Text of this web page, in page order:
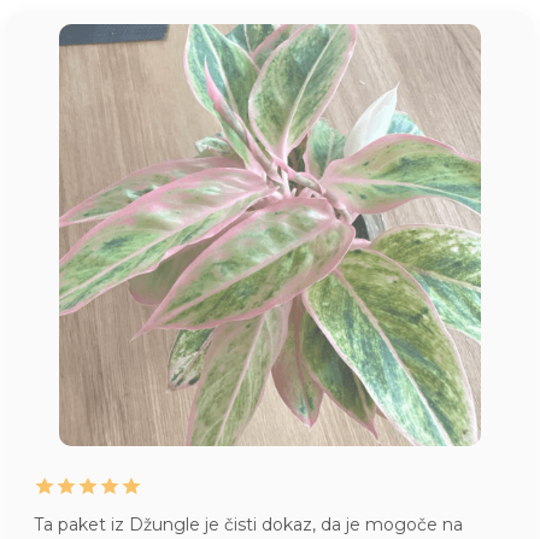
Ta paket iz Džungle je čisti dokaz, da je mogoče na